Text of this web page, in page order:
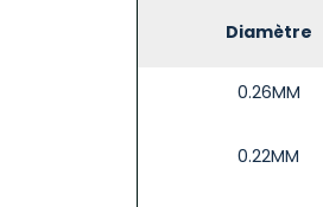
Diamètre
0.26MM
0.22MM